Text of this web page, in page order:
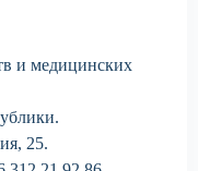
и медицинских
25.